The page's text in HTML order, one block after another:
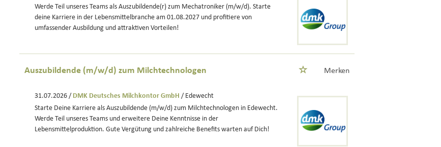
Werde Teil unseres Teams als Auszubildende(r) zum Mechatroniker (m/w/d). Starte
deine Karriere in der Lebensmittelbranche am 01.08.2027 und profitiere von
umfassender Ausbildung und attraktiven Vorteilen!
Auszubildende (m/w/d) zum Milchtechnologen Merken
31.07.2026 / DMK Deutsches Milchkontor GmbH / Edewecht
Starte Deine Karriere als Auszubildende (m/w/d) zum Milchtechnologen in Edewecht.
Werde Teil unseres Teams und erweitere Deine Kenntnisse in der
Lebensmittelproduktion. Gute Vergütung und zahlreiche Benefits warten auf Dich!